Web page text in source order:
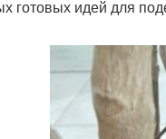
готовых идей для